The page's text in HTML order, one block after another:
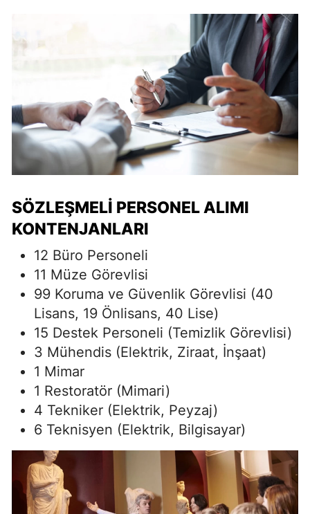
SÖZLEŞMELI PERSONEL ALIMI
KONTENJANLARI
12 Büro Personeli
11 Müze Görevlisi
99 Koruma ve Güvenlik Görevlisi (40
Lisans, 19 Önlisans, 40 Lise)
15 Destek Personeli (Temizlik Görevlisi)
3 Mühendis (Elektrik, Ziraat, İnşaat)
1 Mimar
1 Restoratör (Mimari)
4 Tekniker (Elektrik, Peyzaj)
6 Teknisyen (Elektrik, Bilgisayar)